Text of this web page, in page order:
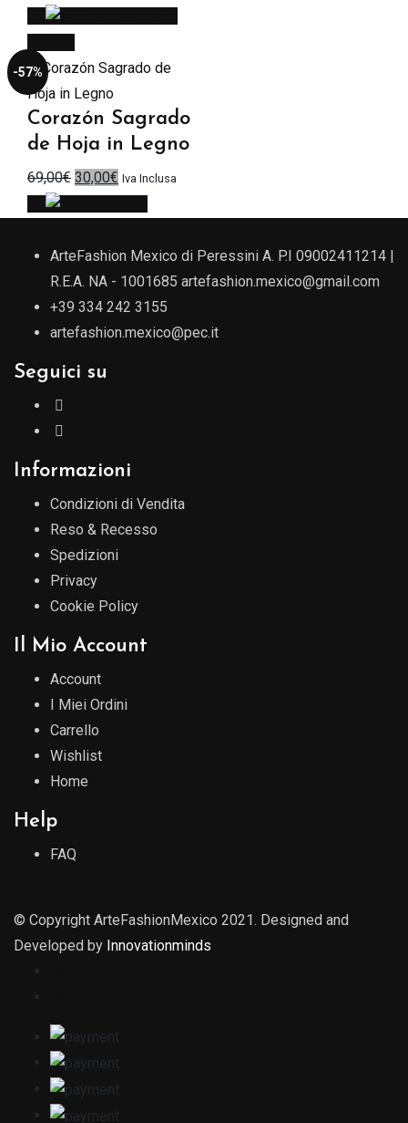
-57%
Corazón Sagrado
de Hoja in Legno
69,00€ Il
era:
69,00€.
30,00€ Il
è:
30,00€.
Iva Inclusa
ArteFashion Mexico di Peressini A. P.I 09002411214 |
R.E.A. NA - 1001685 artefashion.mexico@gmail.com
+39 334 242 3155
artefashion.mexico@pec.it
Seguici su
Informazioni
Condizioni di Vendita
Reso & Recesso
Spedizioni
Privacy
Cookie Policy
Il Mio Account
Account
I Miei Ordini
Carrello
Wishlist
Home
Help
FAQ
© Copyright ArteFashionMexico 2021. Designed and
Developed by Innovationminds